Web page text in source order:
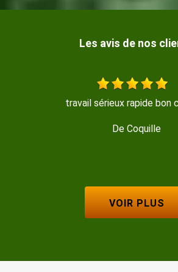
Les avis de nos
rapide bon contact
VOIR PLUS